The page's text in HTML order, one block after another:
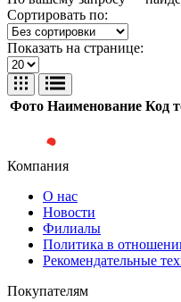
Сортировать по:
Показать на странице:
Фото Наименование Код
Компания
О нас
Новости
Филиалы
Политика в
Рекомендательные
Покупателям